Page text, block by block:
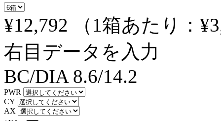
¥12,792
（1箱あたり：
右目データを入力
BC/DIA 8.6/14.2
PWR
CY
AX